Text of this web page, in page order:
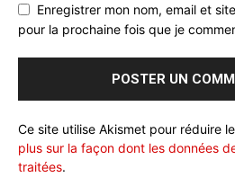
Enregistrer mon nom, email et
pour la prochaine fois que je
Ce site utilise Akismet pour réduire
plus sur la façon dont les données
traitées.